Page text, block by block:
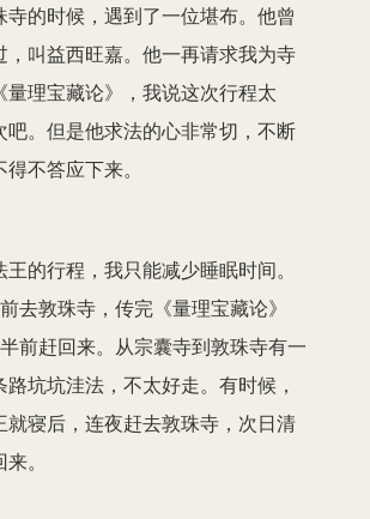
寺的时候，遇到了一位堪布。他曾
，叫益西旺嘉。他一再请求我为寺
量理宝藏论》，我说这次行程太
吧。但是他求法的心非常切，不断
不答应下来。
的行程，我只能减少睡眠时间。
去敦珠寺，传完《量理宝藏论》
前赶回来。从宗囊寺到敦珠寺有一
坑坑洼法，不太好走。有时候，
就寝后，连夜赶去敦珠寺，次日清
。